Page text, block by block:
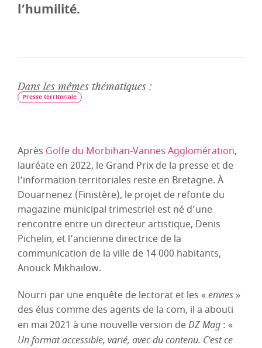
l’humilité.
Dans les mêmes thématiques :
Presse territoriale
Après Golfe du Morbihan-Vannes Agglomération,
lauréate en 2022, le Grand Prix de la presse et de
l’information territoriales reste en Bretagne. À
Douarnenez (Finistère), le projet de refonte du
magazine municipal trimestriel est né d’une
rencontre entre un directeur artistique, Denis
Pichelin, et l’ancienne directrice de la
communication de la ville de 14 000 habitants,
Anouck Mikhailow.
Nourri par une enquête de lectorat et les «envies »
des élus comme des agents de la com, il a abouti
en mai 2021 à une nouvelle version deDZ Mag : «
Un format accessible, varié, avec du contenu. C’est ce